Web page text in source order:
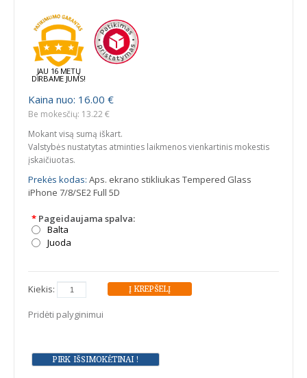
JAU 16 METŲ
DIRBAME JUMS!
Kaina nuo: 16.00 €
Be mokesčių: 13.22 €
Mokant visą sumą iškart.
Valstybės nustatytas atminties laikmenos vienkartinis mokestis
įskaičiuotas.
Prekės kodas: Aps. ekrano stikliukas Tempered Glass
iPhone 7/8/SE2 Full 5D
* Pageidaujama spalva:
Balta
Juoda
Kiekis:
Pridėti palyginimui